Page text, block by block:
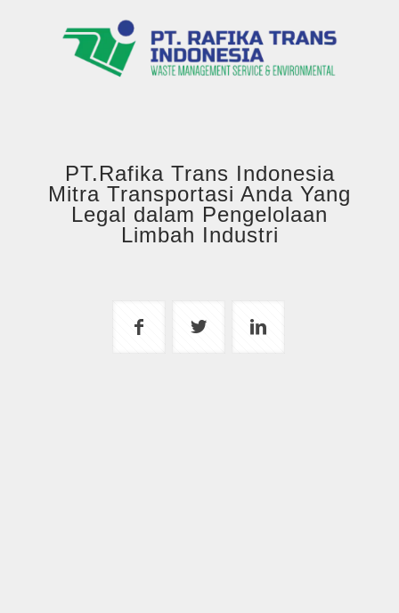
PT.Rafika Trans Indonesia
Mitra Transportasi Anda Yang
Legal dalam Pengelolaan
Limbah Industri